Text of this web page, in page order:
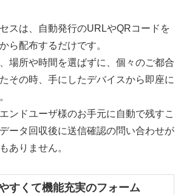
スは、自動発行のURLやQRコードを
ら配布するだけです。
場所や時間を選ばずに、個々のご都合
その時、手にしたデバイスから即座に
ンドユーザ様のお手元に自動で残すこ
ータ回収後に送信確認の問い合わせが
ありません。
くて機能充実のフォーム